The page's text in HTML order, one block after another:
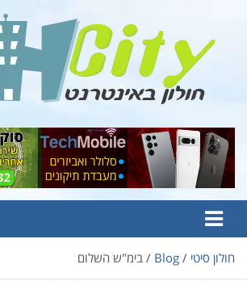
content
Hcity – חולון באינטרנט
פורטל החדשות והמידע של חולון
חולון סיטי Blog בימ"ש השלום